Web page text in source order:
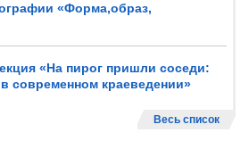
«Форма,образ,
«На пирог пришли соседи:
современном краеведении»
Весь список